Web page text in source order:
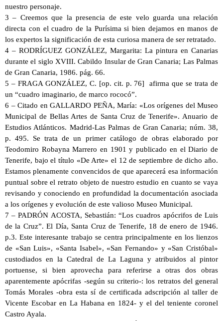
nuestro personaje.
3 – Creemos que la presencia de este velo guarda una relación
directa con el cuadro de la Purísima si bien dejamos en manos de
los expertos la significación de esta curiosa manera de ser retratado.
4 – RODRÍGUEZ GONZÁLEZ, Margarita: La pintura en Canarias
durante el siglo XVIII. Cabildo Insular de Gran Canaria; Las Palmas
de Gran Canaria, 1986. pág. 66.
5 – FRAGA GONZÁLEZ, C. [op. cit. p. 76] afirma que se trata de
un “cuadro imaginario, de marco rococó”.
6 – Citado en GALLARDO PEÑA, María: «Los orígenes del Museo
Municipal de Bellas Artes de Santa Cruz de Tenerife». Anuario de
Estudios Atlánticos. Madrid-Las Palmas de Gran Canaria; núm. 38,
p. 495. Se trata de un primer catálogo de obras elaborado por
Teodomiro Robayna Marrero en 1901 y publicado en el Diario de
Tenerife, bajo el título «De Arte» el 12 de septiembre de dicho año.
Estamos plenamente convencidos de que aparecerá esa información
puntual sobre el retrato objeto de nuestro estudio en cuanto se vaya
revisando y conociendo en profundidad la documentación asociada
a los orígenes y evolución de este valioso Museo Municipal.
7 – PADRÓN ACOSTA, Sebastián: “Los cuadros apócrifos de Luis
de la Cruz”. El Día, Santa Cruz de Tenerife, 18 de enero de 1946.
p.3. Este interesante trabajo se centra principalmente en los lienzos
de «San Luis», «Santa Isabel», «San Fernando» y «San Cristóbal»
custodiados en la Catedral de La Laguna y atribuidos al pintor
portuense, si bien aprovecha para referirse a otras dos obras
aparentemente apócrifas -según su criterio-: los retratos del general
Tomás Morales -obra esta sí de certificada adscripción al taller de
Vicente Escobar en La Habana en 1824- y el del teniente coronel
Castro Ayala.